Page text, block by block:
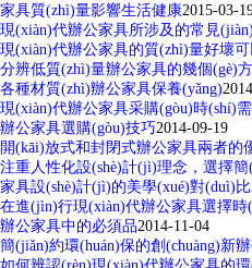
家具質(zhì)量影響生活健康2015-03-
現(xiàn)代辦公家具所涉及的常見
現(xiàn)代辦公家具的質(zhì)量好壞
分辨低質(zhì)量辦公家具的幾個(gè)
各種材質(zhì)辦公家具保養(yǎng)
現(xiàn)代辦公家具采購(gòu)時(shí)
辦公家具選購(gòu)技巧2014-09-19
開(kāi)放式和封閉式辦公家具兩者的
注重人性化設(shè)計(jì)理念，選擇
家具設(shè)計(jì)的美學(xué)對(duì)比
在進(jìn)行現(xiàn)代辦公家具選擇
辦公家具中的必須品2014-11-04
簡(jiǎn)約環(huán)保的創(chuàng)新